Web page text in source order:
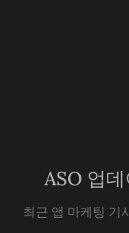
ASO 업
최근 앱 마케팅 기